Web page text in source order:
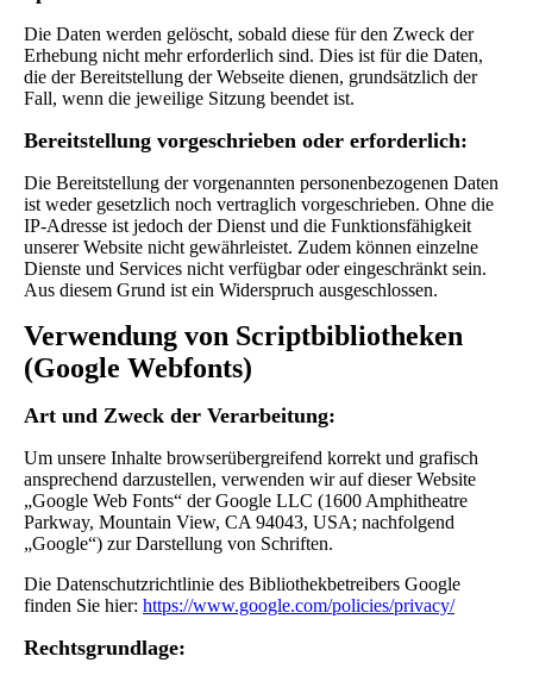
Die Daten werden gelöscht, sobald diese für den Zweck der
Erhebung nicht mehr erforderlich sind. Dies ist für die Daten,
die der Bereitstellung der Webseite dienen, grundsätzlich der
Fall, wenn die jeweilige Sitzung beendet ist.
Bereitstellung vorgeschrieben oder erforderlich:
Die Bereitstellung der vorgenannten personenbezogenen Daten
ist weder gesetzlich noch vertraglich vorgeschrieben. Ohne die
IP-Adresse ist jedoch der Dienst und die Funktionsfähigkeit
unserer Website nicht gewährleistet. Zudem können einzelne
Dienste und Services nicht verfügbar oder eingeschränkt sein.
Aus diesem Grund ist ein Widerspruch ausgeschlossen.
Verwendung von Scriptbibliotheken
(Google Webfonts)
Art und Zweck der Verarbeitung:
Um unsere Inhalte browserübergreifend korrekt und grafisch
ansprechend darzustellen, verwenden wir auf dieser Website
„Google Web Fonts“ der Google LLC (1600 Amphitheatre
Parkway, Mountain View, CA 94043, USA; nachfolgend
„Google“) zur Darstellung von Schriften.
Die Datenschutzrichtlinie des Bibliothekbetreibers Google
finden Sie hier: https://www.google.com/policies/privacy/
Rechtsgrundlage: